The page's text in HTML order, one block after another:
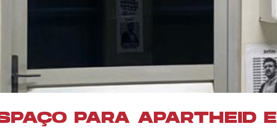
PARA APARTHEID E